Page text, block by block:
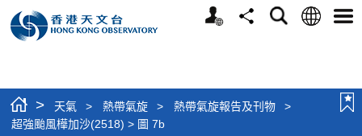
個
分
搜
語
選
> 天氣 > 熱帶氣旋 > 熱帶氣旋報告及刊物
>
超強颱風樺加沙(2518) > 圖 7b